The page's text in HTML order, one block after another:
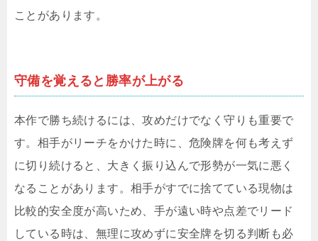
ことがあります。
守備を覚えると勝率が上がる
本作で勝ち続けるには、攻めだけでなく守りも重要で
す。相手がリーチをかけた時に、危険牌を何も考えず
に切り続けると、大きく振り込んで形勢が一気に悪く
なることがあります。相手がすでに捨てている現物は
比較的安全度が高いため、手が遠い時や点差でリード
している時は、無理に攻めずに安全牌を切る判断も必